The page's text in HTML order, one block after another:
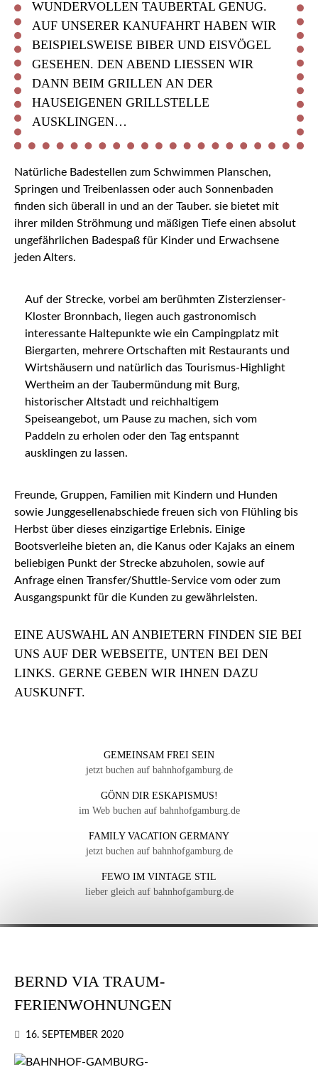
WUNDERVOLLEN TAUBERTAL GENUG.
AUF UNSERER KANUFAHRT HABEN WIR
BEISPIELSWEISE BIBER UND EISVÖGEL
GESEHEN. DEN ABEND LIESSEN WIR D
ANN BEIM GRILLEN AN DER H
AUSEIGENEN GRILLSTELLE A
USKLINGEN…
Natürliche Badestellen zum Schwimmen Planschen,
Springen und Treibenlassen oder auch Sonnenbaden
finden sich überall in und an der Tauber. sie bietet mit
ihrer milden Ströhmung und mäßigen Tiefe einen absolut
ungefährlichen Badespaß für Kinder und Erwachsene
jeden Alters.
Auf der Strecke, vorbei am berühmten Zisterzienser-
Kloster Bronnbach, liegen auch gastronomisch
interessante Haltepunkte wie ein Campingplatz mit
Biergarten, mehrere Ortschaften mit Restaurants und
Wirtshäusern und natürlich das Tourismus-Highlight
Wertheim an der Taubermündung mit Burg,
historischer Altstadt und reichhaltigem
Speiseangebot, um Pause zu machen, sich vom
Paddeln zu erholen oder den Tag entspannt
ausklingen zu lassen.
Freunde, Gruppen, Familien mit Kindern und Hunden
sowie Junggesellenabschiede freuen sich von Flühling bis
Herbst über dieses einzigartige Erlebnis. Einige
Bootsverleihe bieten an, die Kanus oder Kajaks an einem
beliebigen Punkt der Strecke abzuholen, sowie auf
Anfrage einen Transfer/Shuttle-Service vom oder zum
Ausgangspunkt für die Kunden zu gewährleisten.
EINE AUSWAHL AN ANBIETERN FINDEN SIE BEI
UNS AUF DER WEBSEITE, UNTEN BEI DEN
LINKS. GERNE GEBEN WIR IHNEN DAZU
AUSKUNFT.
GEMEINSAM FREI SEIN
jetzt buchen auf bahnhofgamburg.de
GÖNN DIR ESKAPISMUS!
im Web buchen auf bahnhofgamburg.de
FAMILY VACATION GERMANY
jetzt buchen auf bahnhofgamburg.de
FEWO IM VINTAGE STIL
lieber gleich auf bahnhofgamburg.de
BERND VIA TRAUM-
FERIENWOHNUNGEN
16. SEPTEMBER 2020